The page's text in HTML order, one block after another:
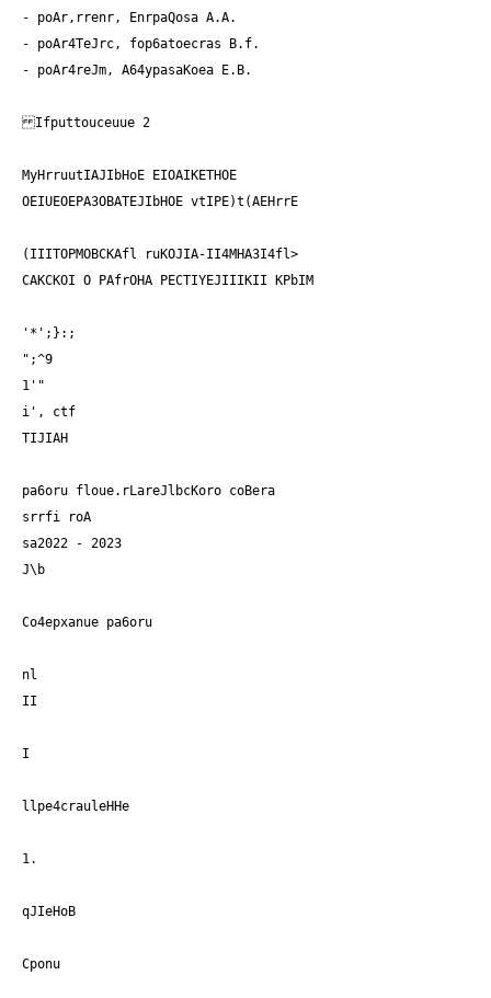
- poAr,rrenr, EnrpaQosa A.A.
- poAr4TeJrc, fop6atoecras B.f.
- poAr4reJm, A64ypasaKoea E.B.
Ifputtouceuue 2
MyHrruutIAJIbHoE EIOAIKETHOE
OEIUEOEPA3OBATEJIbHOE vtIPE)t(AEHrrE
(IIITOPMOBCKAfl ruKOJIA-II4MHA3I4fl>
CAKCKOI O PAfrOHA PECTIYEJIIIKII KPbIM
'*';}:;
";^9
1'"
i', ctf
TIJIAH
pa6oru floue.rLareJlbcKoro coBera
srrfi roA
sa2022 - 2023
J\b
Co4epxanue pa6oru
nl
II
I
llpe4crauleHHe
1.
qJIeHoB
Cponu